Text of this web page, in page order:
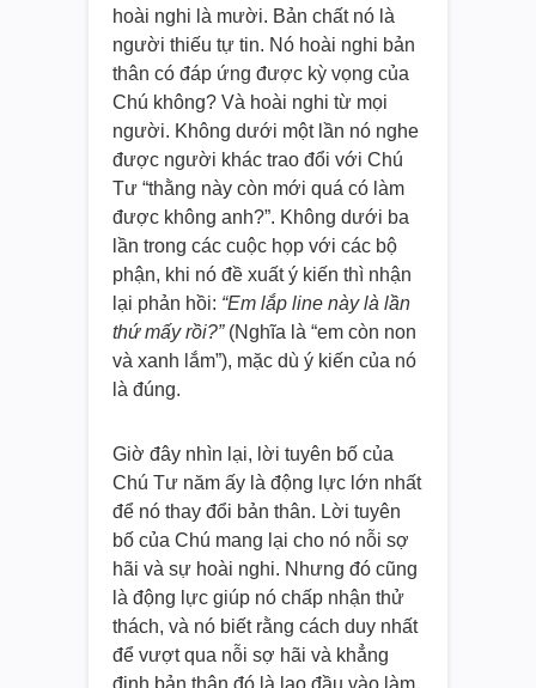
hoài nghi là mười. Bản chất nó là
người thiếu tự tin. Nó hoài nghi bản
thân có đáp ứng được kỳ vọng của
Chú không? Và hoài nghi từ mọi
người. Không dưới một lần nó nghe
được người khác trao đổi với Chú
Tư “thằng này còn mới quá có làm
được không anh?”. Không dưới ba
lần trong các cuộc họp với các bộ
phận, khi nó đề xuất ý kiến thì nhận
lại phản hồi: “Em lắp line này là lần
thứ mấy rồi?”(Nghĩa là “em còn non
và xanh lắm”), mặc dù ý kiến của nó
là đúng.
Giờ đây nhìn lại, lời tuyên bố của
Chú Tư năm ấy là động lực lớn nhất
để nó thay đổi bản thân. Lời tuyên
bố của Chú mang lại cho nó nỗi sợ
hãi và sự hoài nghi. Nhưng đó cũng
là động lực giúp nó chấp nhận thử
thách, và nó biết rằng cách duy nhất
để vượt qua nỗi sợ hãi và khẳng
định bản thân đó là lao đầu vào làm.